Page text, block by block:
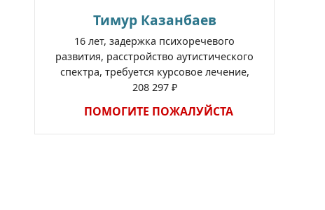
Тимур Казанбаев
16 лет, задержка психоречевого
развития, расстройство аутистического
спектра, требуется курсовое лечение,
208 297 ₽
ПОМОГИТЕ ПОЖАЛУЙСТА